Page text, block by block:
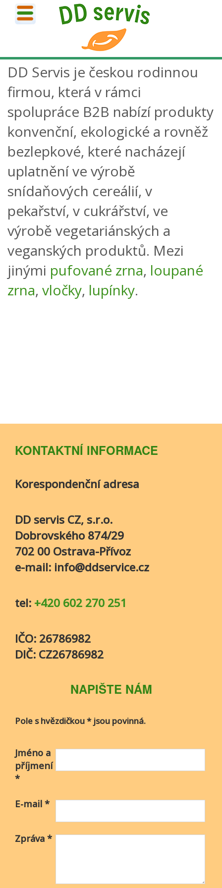
DD Servis je českou rodinnou
firmou, která v rámci
spolupráce B2B nabízí produkty
konvenční, ekologické a rovněž
bezlepkové, které nacházejí
uplatnění ve výrobě
snídaňových cereálií, v
pekařství, v cukrářství, ve
výrobě vegetariánských a
veganských produktů. Mezi
jinými pufované zrna, loupané
zrna, vločky, lupínky.
KONTAKTNÍ INFORMACE
Korespondenční adresa
DD servis CZ, s.r.o.
Dobrovského 874/29
702 00 Ostrava-Přívoz
e-mail: info@ddservice.cz
tel: +420 602 270 251
IČO: 26786982
DIČ: CZ26786982
NAPIŠTE NÁM
Pole s hvězdičkou * jsou povinná.
Jméno a
příjmení
*
E-mail *
Zpráva *